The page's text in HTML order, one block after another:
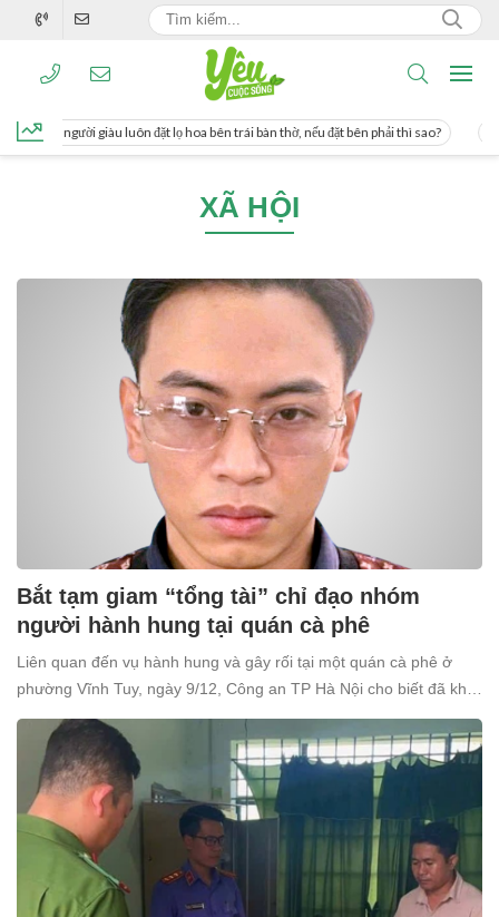
người giàu luôn đặt lọ hoa bên trái bàn thờ, nếu đặt bên phải thì sao?
XÃ HỘI
Bắt tạm giam “tổng tài” chỉ đạo nhóm
người hành hung tại quán cà phê
Liên quan đến vụ hành hung và gây rối tại một quán cà phê ở
phường Vĩnh Tuy, ngày 9/12, Công an TP Hà Nội cho biết đã khởi
tố và bắt tạm giam Nguyễn Văn Thiên (SN 1998, trú tại xã Ô
Diên, Hà Nội) để điều tra về tội “Gây rối trật tự công cộng”.